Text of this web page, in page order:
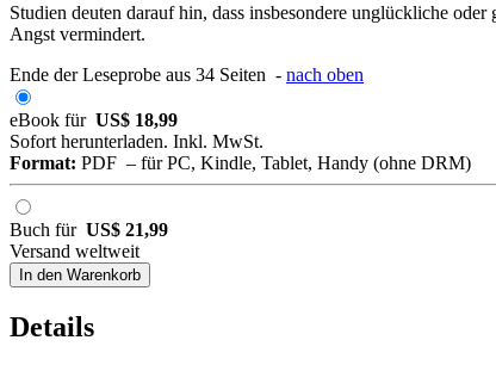
Studien deuten darauf hin, dass insbesondere unglückliche
Angst vermindert.
Ende der Leseprobe aus 34 Seiten - nach oben
eBook für US$ 18,99
Sofort herunterladen. Inkl. MwSt.
Format: PDF – für PC, Kindle, Tablet, Handy (ohne DRM)
Buch für US$ 21,99
Versand weltweit
In den Warenkorb
Details